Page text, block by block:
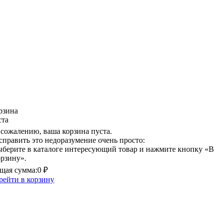
ваша корзина пуста.
это недоразумение очень просто:
в каталоге интересующий товар и нажмите кнопку «В
сумма:0 ₽
в корзину